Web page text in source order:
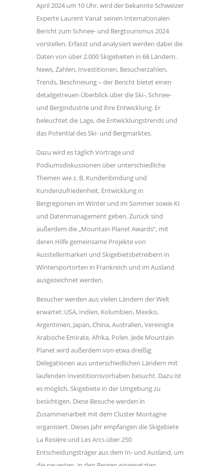
April 2024 um 10 Uhr, wird der bekannte Schweizer
Experte Laurent Vanat seinen Internationalen
Bericht zum Schnee- und Bergtourismus 2024
vorstellen. Erfasst und analysiert werden dabei die
Daten von über 2.000 Skigebieten in 68 Ländern.
News, Zahlen, Investitionen, Besucherzahlen,
Trends, Beschneiung – der Bericht bietet einen
detailgetreuen Überblick über die Ski-, Schnee-
und Bergindustrie und ihre Entwicklung. Er
beleuchtet die Lage, die Entwicklungstrends und
das Potential des Ski- und Bergmarktes.
Dazu wird es täglich Vorträge und
Podiumsdiskussionen über unterschiedliche
Themen wie z. B. Kundenbindung und
Kundenzufriedenheit, Entwicklung in
Bergregionen im Winter und im Sommer sowie KI
und Datenmanagement geben. Zurück sind
außerdem die „Mountain Planet Awards“, mit
deren Hilfe gemeinsame Projekte von
Ausstellermarken und Skigebietsbetreibern in
Wintersportorten in Frankreich und im Ausland
ausgezeichnet werden.
Besucher werden aus vielen Ländern der Welt
erwartet: USA, Indien, Kolumbien, Mexiko,
Argentinien, Japan, China, Australien, Vereinigte
Arabische Emirate, Afrika, Polen. Jede Mountain
Planet wird außerdem von etwa dreißig
Delegationen aus unterschiedlichen Ländern mit
laufenden Investitionsvorhaben besucht. Dazu ist
es möglich, Skigebiete in der Umgebung zu
besichtigen. Diese Besuche werden in
Zusammenarbeit mit dem Cluster Montagne
organisiert. Dieses Jahr empfangen die Skigebiete
La Rosière und Les Arcs über 250
Entscheidungsträger aus dem In- und Ausland, um